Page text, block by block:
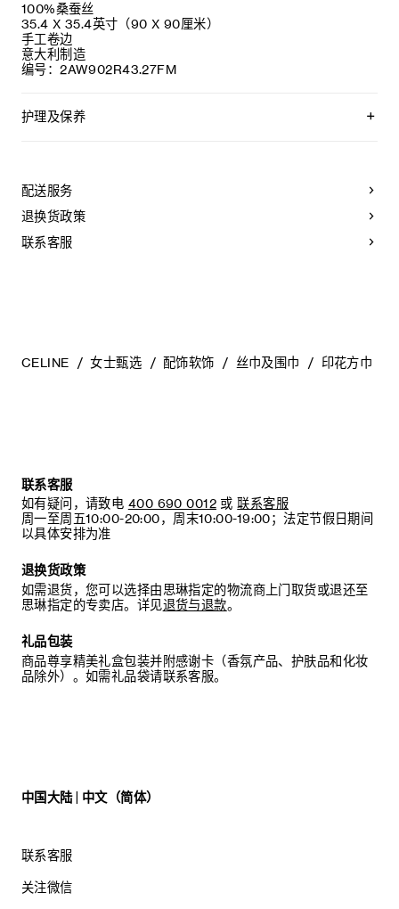
100%桑蚕丝
35.4 X 35.4英寸（90 X 90厘米）
手工卷边
意大利制造
编号：2AW902R43.27FM
护理及保养
不可熨烫。
本品可用芳香化合物进行轻柔干洗。
不可用水进行专业清洗。
配送服务
退换货政策
联系客服
CELINE 女士甄选 配饰软饰 丝巾及围巾 印花方巾
联系客服
如有疑问，请致电 400 690 0012 或 联系客服
周一至周五10:00-20:00，周末10:00-19:00；法定节假日期间
以具体安排为准
退换货政策
如需退货，您可以选择由思琳指定的物流商上门取货或退还至
思琳指定的专卖店。详见退货与退款。
礼品包装
商品尊享精美礼盒包装并附感谢卡（香氛产品、护肤品和化妆
品除外）。如需礼品袋请联系客服。
中国大陆 | 中文（简体）
联系客服
关注微信